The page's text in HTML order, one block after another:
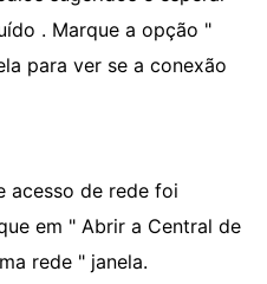
. Marque a opção "
para ver se a conexão
acesso de rede foi
em " Abrir a Central de
rede " janela.